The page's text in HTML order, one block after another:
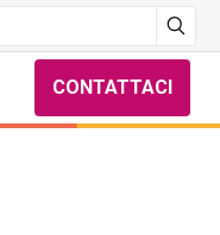
CONTATTACI